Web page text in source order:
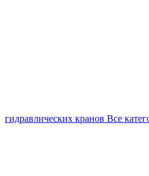
гидравлических кранов Все